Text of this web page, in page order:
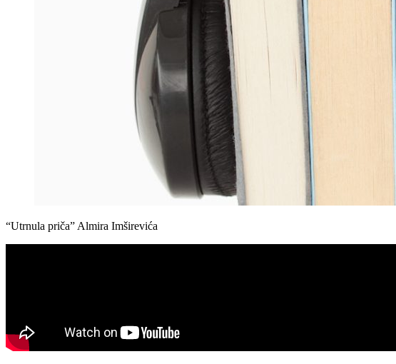
“Utrnula priča” Almira Imširevića